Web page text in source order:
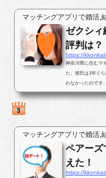
マッチングアプリで婚活,
ゼクシィ
評判は？
https://
神奈川県に住むマ
た。彼氏は1年ぐ
わなかったのです
ばかりで出会いが
マッチングアプリで婚活,
ペアーズ
えた！
https://